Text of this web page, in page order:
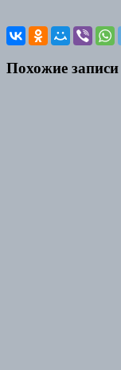
Похожие записи